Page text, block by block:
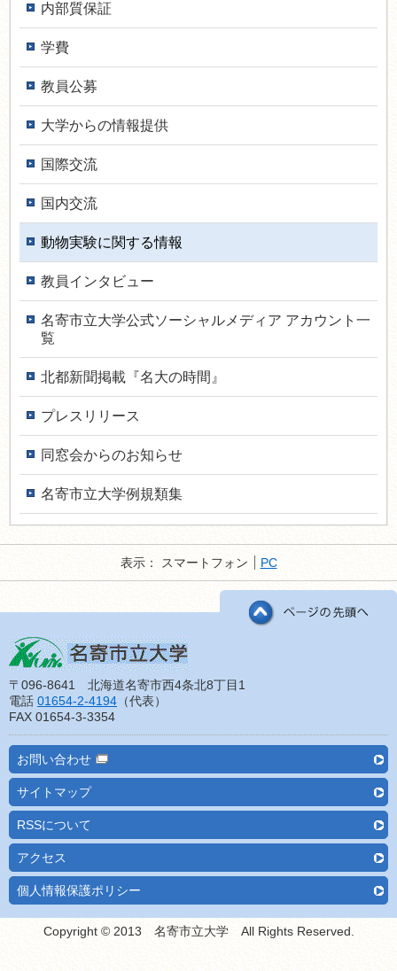
内部質保証
学費
教員公募
大学からの情報提供
国際交流
国内交流
動物実験に関する情報
教員インタ­ビュー
名寄市立大学公式ソーシャルメディア アカウント一
覧
北都新聞掲載『名大の時間』
プレスリリース
同窓会からのお知らせ
名寄市立大学例規類集
表示： スマートフォン PC
〒096-8641 北海道名寄市西4条北8丁目1
電話 01654-2-4194 （代表）
FAX 01654-3-3354
お問い合わせ
サイトマップ
RSSについて
アクセス
個人情報保護ポリシー
Copyright © 2013 名寄市立大学 All Rights Reserved.